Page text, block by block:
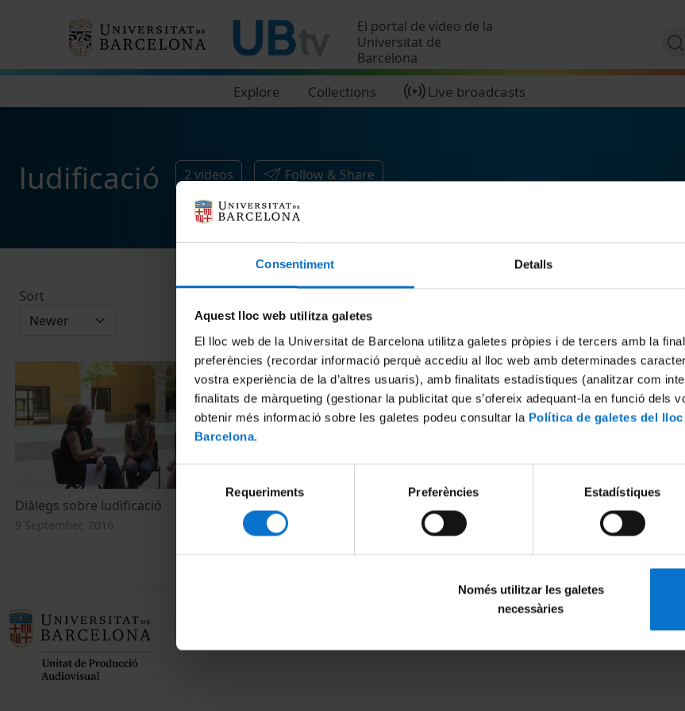
Consentiment Detalls
Aquest lloc web utilitza galetes
El lloc web de la Universitat de Barcelona utilitza galetes pròpies i de tercers amb la
preferències (recordar informació perquè accediu al lloc web amb determinades
vostra experiència de la d’altres usuaris), amb finalitats estadístiques (analitzar com
finalitats de màrqueting (gestionar la publicitat que s’ofereix adequant-la en funció dels
obtenir més informació sobre les galetes podeu consultar la Política de galetes del
Barcelona.
de
consentiment
Requeriments Preferències Estadístiques
Només utilitzar les galetes
necessàries
El portal de vídeo de la
Universitat de
Barcelona
Explore Collections Live broadcasts
ludificació 2 videos Follow & Share
Sort
Diàlegs sobre ludificació
9 September, 2016
Experiències docents sobre ludificació
9 September, 2016
MENÚ PEU 1
Legal notice